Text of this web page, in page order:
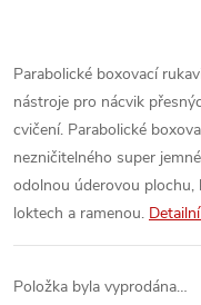
Parabolické boxovací
nástroje pro nácvik
cvičení. Parabolické
nezničitelného super
odolnou úderovou plochu,
loktech a ramenou.
Položka byla vyprodána…